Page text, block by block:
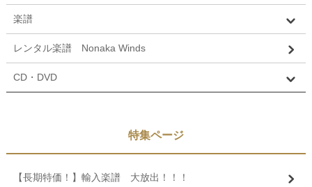
楽譜
レンタル楽譜 Nonaka Winds
CD・DVD
特集ページ
【長期特価！】輸入楽譜 大放出！！！